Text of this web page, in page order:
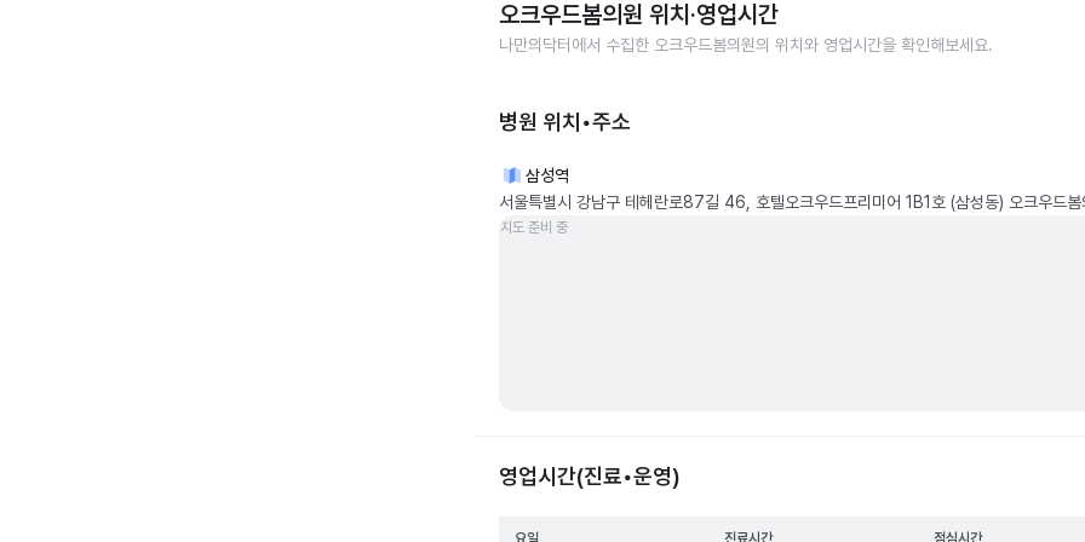
오크우드봄의원 위치·영업시간
나만의닥터에서 수집한 오크우드봄의원의 위치와 영업시간을 확인해보세요.
병원 위치•주소
삼성역
서울특별시 강남구 테헤란로87길 46, 호텔오크우드프리미어 1B1호 (삼성동) 오크우드봄
지도 준비 중
영업시간(진료•운영)
요일 진료시간 점심시간